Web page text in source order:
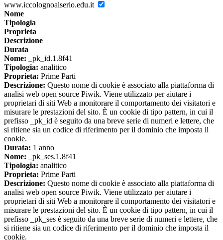
www.iccolognoalserio.edu.it
Nome
Tipologia
Proprieta
Descrizione
Durata
Nome: _pk_id.1.8f41
Tipologia: analitico
Proprieta: Prime Parti
Descrizione: Questo nome di cookie è associato alla piattaforma di
analisi web open source Piwik. Viene utilizzato per aiutare i
proprietari di siti Web a monitorare il comportamento dei visitatori e
misurare le prestazioni del sito. È un cookie di tipo pattern, in cui il
prefisso _pk_id è seguito da una breve serie di numeri e lettere, che
si ritiene sia un codice di riferimento per il dominio che imposta il
cookie.
Durata: 1 anno
Nome: _pk_ses.1.8f41
Tipologia: analitico
Proprieta: Prime Parti
Descrizione: Questo nome di cookie è associato alla piattaforma di
analisi web open source Piwik. Viene utilizzato per aiutare i
proprietari di siti Web a monitorare il comportamento dei visitatori e
misurare le prestazioni del sito. È un cookie di tipo pattern, in cui il
prefisso _pk_ses è seguito da una breve serie di numeri e lettere, che
si ritiene sia un codice di riferimento per il dominio che imposta il
cookie.